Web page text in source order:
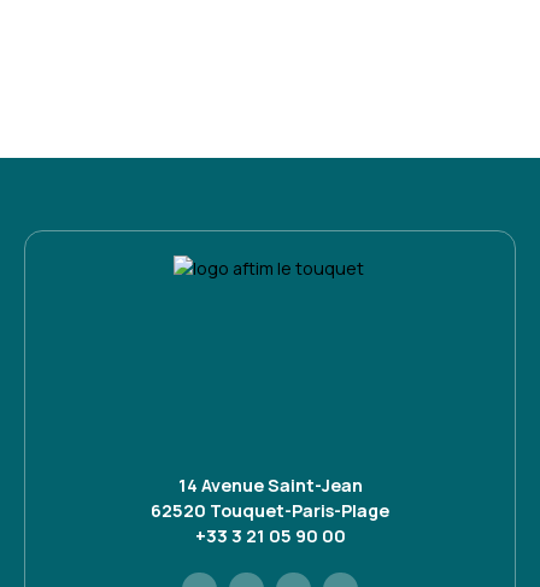
14 Avenue Saint-Jean
62520 Touquet-Paris-Plage
+33 3 21 05 90 00